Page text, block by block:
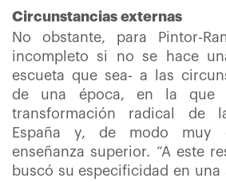
Circunstancias externas
No obstante, para Pintor-
incompleto si no se hace
escueta que sea- a las
de una época, en la que
transformación radical de
España y, de modo muy
enseñanza superior. “A este
buscó su especificidad en una